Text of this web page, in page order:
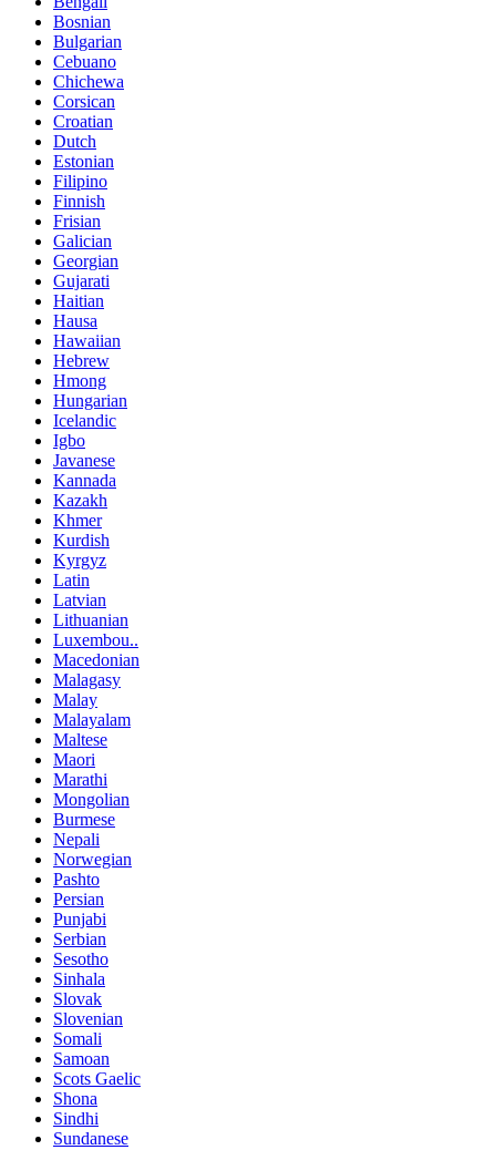
Bosnian
Bulgarian
Cebuano
Chichewa
Corsican
Croatian
Dutch
Estonian
Filipino
Finnish
Frisian
Galician
Georgian
Gujarati
Haitian
Hausa
Hawaiian
Hebrew
Hmong
Hungarian
Icelandic
Igbo
Javanese
Kannada
Kazakh
Khmer
Kurdish
Kyrgyz
Latin
Latvian
Lithuanian
Luxembou..
Macedonian
Malagasy
Malay
Malayalam
Maltese
Maori
Marathi
Mongolian
Burmese
Nepali
Norwegian
Pashto
Persian
Punjabi
Serbian
Sesotho
Sinhala
Slovak
Slovenian
Somali
Samoan
Scots Gaelic
Shona
Sindhi
Sundanese